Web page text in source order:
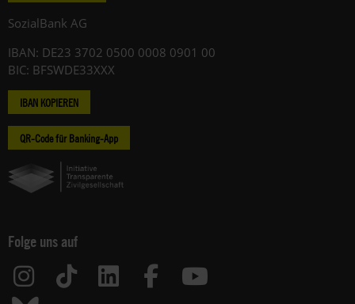
SozialBank AG
IBAN: DE23 3702 0500 0008 0901 00
BIC: BFSWDE33XXX
IBAN KOPIEREN
QR-Code für Banking-App
Folge uns auf